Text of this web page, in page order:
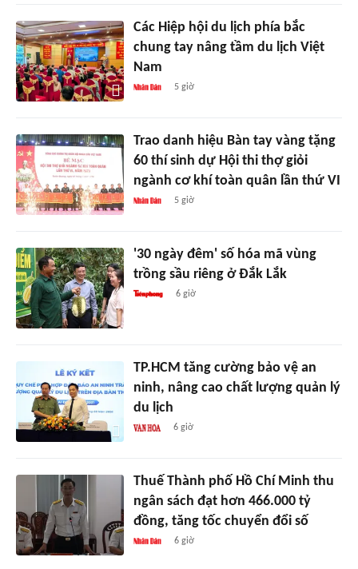
Các Hiệp hội du lịch phía bắc
chung tay nâng tầm du lịch Việt
Nam
5 giờ
Trao danh hiệu Bàn tay vàng tặng
60 thí sinh dự Hội thi thợ giỏi
ngành cơ khí toàn quân lần thứ VI
5 giờ
'30 ngày đêm' số hóa mã vùng
trồng sầu riêng ở Đắk Lắk
6 giờ
TP.HCM tăng cường bảo vệ an
ninh, nâng cao chất lượng quản lý
du lịch
6 giờ
Thuế Thành phố Hồ Chí Minh thu
ngân sách đạt hơn 466.000 tỷ
đồng, tăng tốc chuyển đổi số
6 giờ